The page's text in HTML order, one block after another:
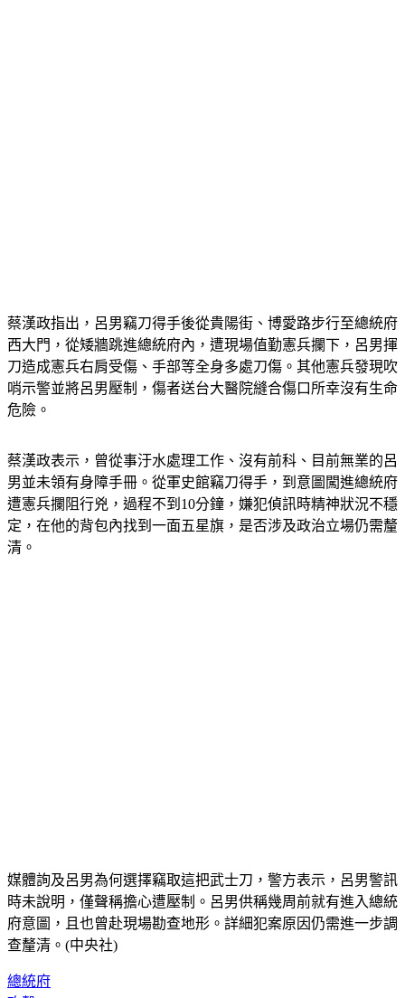
蔡漢政指出，呂男竊刀得手後從貴陽街、博愛路步行至總統府
西大門，從矮牆跳進總統府內，遭現場值勤憲兵攔下，呂男揮
刀造成憲兵右肩受傷、手部等全身多處刀傷。其他憲兵發現吹
哨示警並將呂男壓制，傷者送台大醫院縫合傷口所幸沒有生命
蔡漢政表示，曾從事汙水處理工作、沒有前科、目前無業的呂
男並未領有身障手冊。從軍史館竊刀得手，到意圖闖進總統府
遭憲兵攔阻行兇，過程不到10分鐘，嫌犯偵訊時精神狀況不穩
定，在他的背包內找到一面五星旗，是否涉及政治立場仍需釐
媒體詢及呂男為何選擇竊取這把武士刀，警方表示，呂男警訊
時未說明，僅聲稱擔心遭壓制。呂男供稱幾周前就有進入總統
府意圖，且也曾赴現場勘查地形。詳細犯案原因仍需進一步調